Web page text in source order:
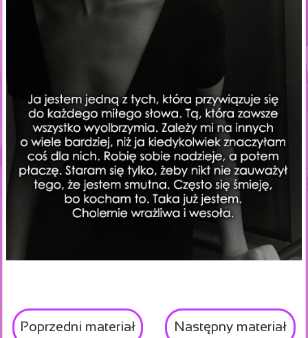
Poprzedni materiał Następny materiał